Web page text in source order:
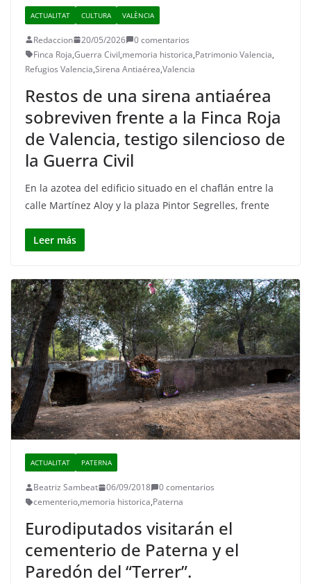
ACTUALITAT CULTURA VALÈNCIA
Redaccion 20/05/2026
0 comentarios
Finca Roja,Guerra Civil,memoria historica,Patrimonio Valencia,
Refugios Valencia,Sirena Antiaérea,Valencia
Restos de una sirena antiaérea
sobreviven frente a la Finca Roja
de Valencia, testigo silencioso de
la Guerra Civil
En la azotea del edificio situado en el chaflán entre la
calle Martínez Aloy y la plaza Pintor Segrelles, frente
Leer más
ACTUALITAT PATERNA
Beatriz Sambeat 06/09/2018
0 comentarios
cementerio,memoria historica,Paterna
Eurodiputados visitarán el
cementerio de Paterna y el
Paredón del “Terrer”.